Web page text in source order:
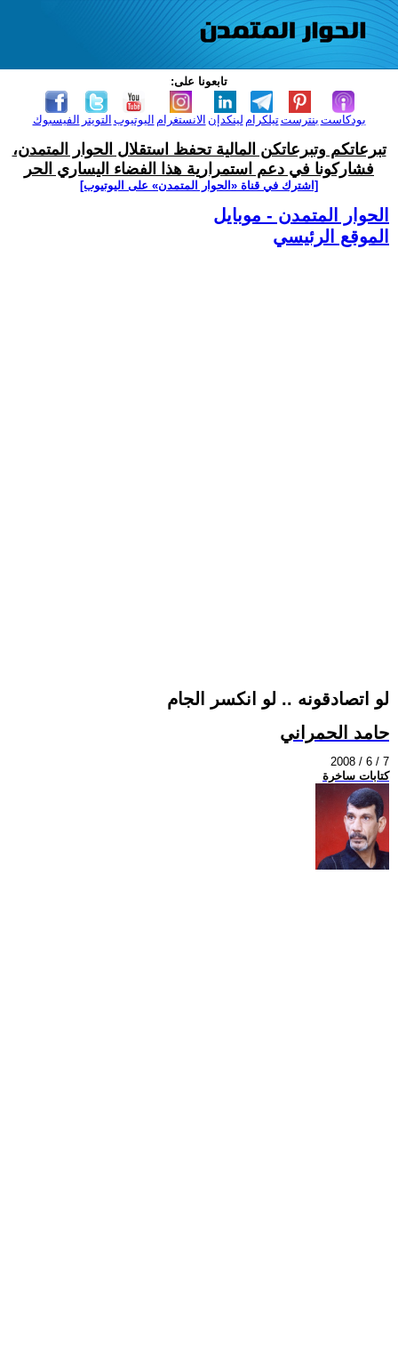
تابعونا على:
الفيسبوك التويتر اليوتيوب الانستغرام لينكدإن تيلكرامبنترست بودكاست
تبرعاتكم وتبرعاتكن المالية تحفظ استقلال الحوار المتمدن،
فشاركونا في دعم استمرارية هذا الفضاء اليساري الحر
[اشترك في قناة ‫«الحوار المتمدن» على اليوتيوب]
الحوار المتمدن - موبايل
الموقع الرئيسي
لو اتصادقونه .. لو انكسر الجام
حامد الحمراني
2008 / 6 / 7
كتابات ساخرة